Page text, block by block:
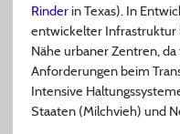
Rinderin Texas). In
entwickelter Infrastruktur
Nähe urbaner Zentren,
Anforderungen beim
Intensive
Staaten (Milchvieh) und